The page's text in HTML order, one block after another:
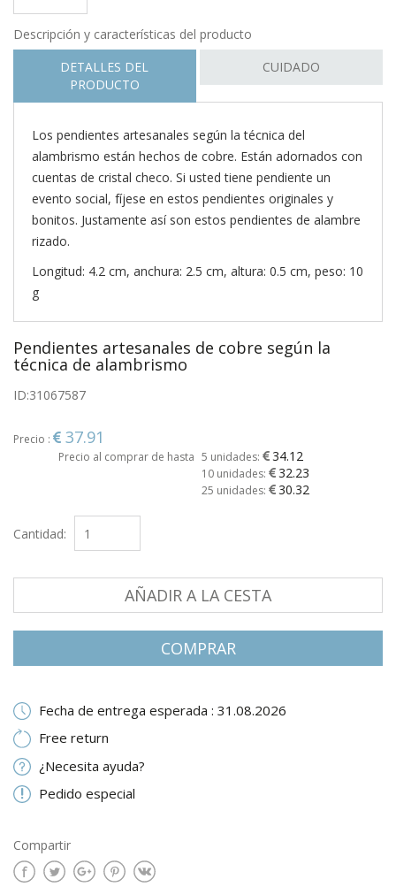
Descripción y características del producto
DETALLES DEL
PRODUCTO
CUIDADO
Los pendientes artesanales según la técnica del
alambrismo están hechos de cobre. Están adornados con
cuentas de cristal checo. Si usted tiene pendiente un
evento social, fíjese en estos pendientes originales y
bonitos. Justamente así son estos pendientes de alambre
rizado.
Longitud: 4.2 cm, anchura: 2.5 cm, altura: 0.5 cm, peso: 10
g
Pendientes artesanales de cobre según la
técnica de alambrismo
ID:31067587
Precio : 37.91
Precio al comprar de hasta 5 unidades: 34.12
10 unidades: 32.23
25 unidades: 30.32
Cantidad:
AÑADIR A LA CESTA
СOMPRAR
Fecha de entrega esperada : 31.08.2026
Free return
¿Necesita ayuda?
Pedido especial
Compartir